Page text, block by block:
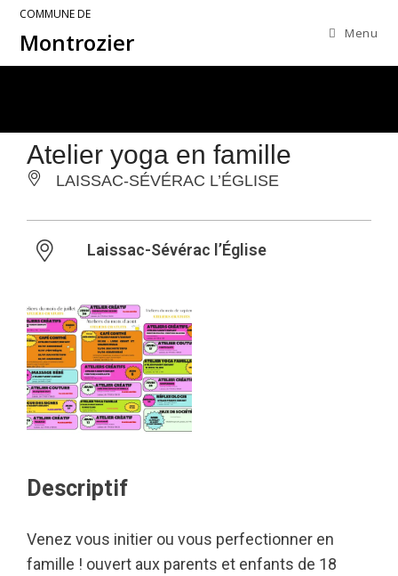
COMMUNE DE
Montrozier Menu
Atelier yoga en famille
LAISSAC-SÉVÉRAC L’ÉGLISE
Laissac-Sévérac l’Église
Descriptif
Venez vous initier ou vous perfectionner en
famille ! ouvert aux parents et enfants de 18